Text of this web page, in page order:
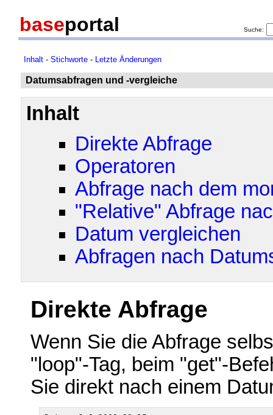
baseportal Suche:
Inhalt - Stichworte - Letzte Änderungen
Datumsabfragen und -vergleiche
Inhalt
Direkte Abfrage
Operatoren
Abfrage nach dem
"Relative" Abfrage
Datum vergleichen
Abfragen nach
Direkte Abfrage
Wenn Sie die Abfrage
"loop"-Tag, beim "get"-
Sie direkt nach einem